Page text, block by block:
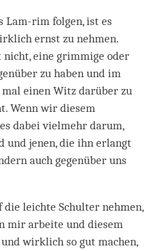
Lam-rim folgen, ist es
ernst zu nehmen.
nicht, eine grimmige oder
zu haben und im
einen Witz darüber zu
Wenn wir diesem
dabei vielmehr darum,
und jenen, die ihn erlangt
auch gegenüber uns
leichte Schulter nehmen,
mir arbeite und diesem
wirklich so gut machen,